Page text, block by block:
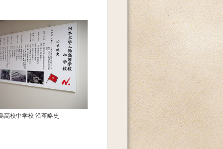
高校中学校 沿革略史